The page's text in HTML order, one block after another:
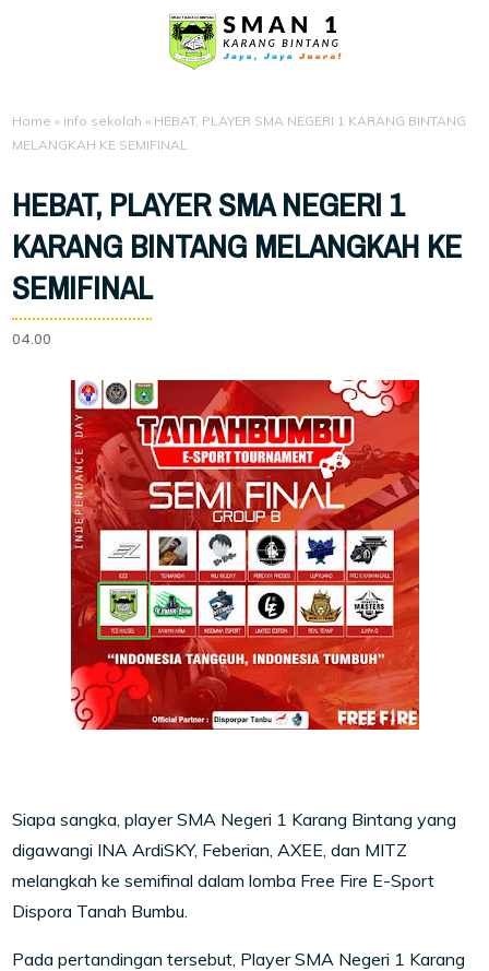
Home » info sekolah » HEBAT, PLAYER SMA NEGERI 1 KARANG BINTANG
MELANGKAH KE SEMIFINAL
HEBAT, PLAYER SMA NEGERI 1
KARANG BINTANG MELANGKAH KE
SEMIFINAL
04.00
Siapa sangka, player SMA Negeri 1 Karang Bintang yang
digawangi INA ArdiSKY, Feberian, AXEE, dan MITZ
melangkah ke semifinal dalam lomba Free Fire E-Sport
Dispora Tanah Bumbu.
Pada pertandingan tersebut, Player SMA Negeri 1 Karang